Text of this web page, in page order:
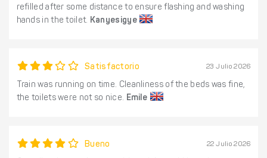
refilled after some distance to ensure flashing and washing
hands in the toilet. Kanyesigye
Satisfactorio 23 Julio 2026
Train was running on time. Cleanliness of the beds was fine,
the toilets were not so nice. Emile
Bueno 22 Julio 2026